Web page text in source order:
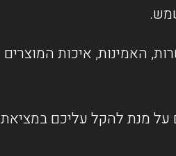
האמינות, איכות המוצרים
על מנת להקל עליכם במציאת